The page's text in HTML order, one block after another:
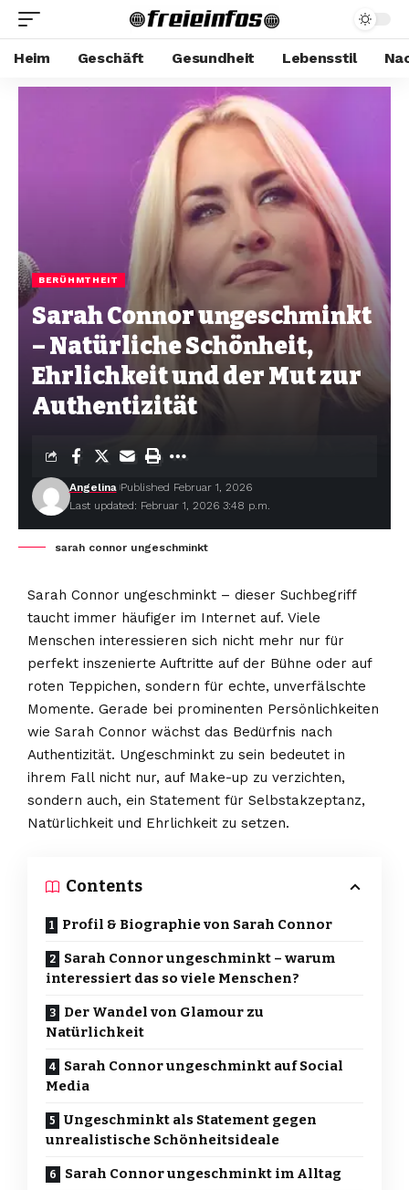
Heim Geschäft Gesundheit Lebensstil
BERÜHMTHEIT
Sarah Connor ungeschminkt
– Natürliche Schönheit,
Ehrlichkeit und der Mut zur
Authentizität
Last updated: Februar 1, 2026 3:48 p.m.
Angelina Published Februar 1, 2026
sarah connor ungeschminkt
Sarah Connor ungeschminkt – dieser Suchbegriff
taucht immer häufiger im Internet auf. Viele
Menschen interessieren sich nicht mehr nur für
perfekt inszenierte Auftritte auf der Bühne oder auf
roten Teppichen, sondern für echte, unverfälschte
Momente. Gerade bei prominenten Persönlichkeiten
wie Sarah Connor wächst das Bedürfnis nach
Authentizität. Ungeschminkt zu sein bedeutet in
ihrem Fall nicht nur, auf Make-up zu verzichten,
sondern auch, ein Statement für Selbstakzeptanz,
Natürlichkeit und Ehrlichkeit zu setzen.
Contents
Profil & Biographie von Sarah Connor
Sarah Connor ungeschminkt – warum
interessiert das so viele Menschen?
Der Wandel von Glamour zu
Natürlichkeit
Sarah Connor ungeschminkt auf Social
Media
Ungeschminkt als Statement gegen
unrealistische Schönheitsideale
Sarah Connor ungeschminkt im Alltag